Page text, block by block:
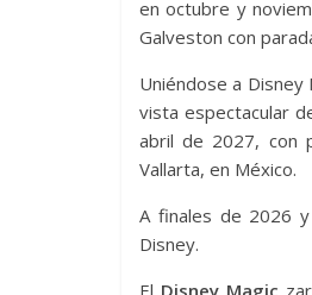
en octubre y
Galveston con
Uniéndose a
vista espectacular
abril de 2027, con
Vallarta, en México.
A finales de 2026
Disney.
El Disney Magic